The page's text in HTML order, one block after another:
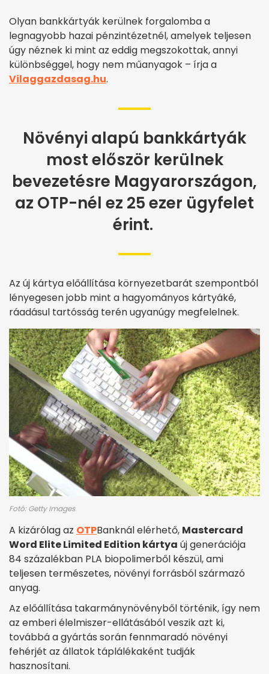
Olyan bankkártyák kerülnek forgalomba a
legnagyobb hazai pénzintézetnél, amelyek teljesen
úgy néznek ki mint az eddig megszokottak, annyi
különbséggel, hogy nem műanyagok – írja a
Vilaggazdasag.hu.
Növényi alapú bankkártyák
most először kerülnek
bevezetésre Magyarországon,
az OTP-nél ez 25 ezer ügyfelet
érint.
Az új kártya előállítása környezetbarát szempontból
lényegesen jobb mint a hagyományos kártyáké,
ráadásul tartósság terén ugyanúgy megfelelnek.
Fotó: Getty Images
A kizárólag az OTPBanknál elérhető, Mastercard
Word Elite Limited Edition kártya új generációja
84 százalékban PLA biopolimerből készül, ami
teljesen természetes, növényi forrásból származó
anyag.
Az előállítása takarmánynövényből történik, így nem
az emberi élelmiszer-ellátásából veszik azt ki,
továbbá a gyártás során fennmaradó növényi
fehérjét az állatok táplálékaként tudják
hasznosítani.